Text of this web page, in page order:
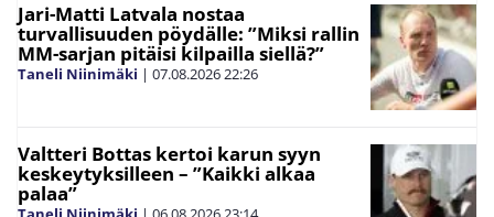
Jari-Matti Latvala nostaa
turvallisuuden pöydälle: ”Miksi rallin
MM-sarjan pitäisi kilpailla siellä?”
Taneli Niinimäki | 07.08.202622:26
Valtteri Bottas kertoi karun syyn
keskeytyksilleen – ”Kaikki alkaa
palaa”